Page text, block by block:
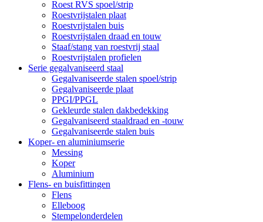
Roest RVS spoel/strip
Roestvrijstalen plaat
Roestvrijstalen buis
Roestvrijstalen draad en touw
Staaf/stang van roestvrij staal
Roestvrijstalen profielen
Serie gegalvaniseerd staal
Gegalvaniseerde stalen spoel/strip
Gegalvaniseerde plaat
PPGI/PPGL
Gekleurde stalen dakbedekking
Gegalvaniseerd staaldraad en -touw
Gegalvaniseerde stalen buis
Koper- en aluminiumserie
Messing
Koper
Aluminium
Flens- en buisfittingen
Flens
Elleboog
Stempelonderdelen